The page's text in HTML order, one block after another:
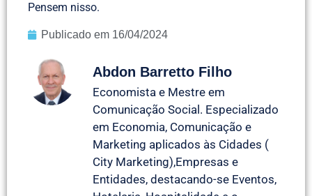
Pensem nisso.
Publicado em 16/04/2024
Abdon Barretto Filho
Economista e Mestre em
Comunicação Social. Especializado
em Economia, Comunicação e
Marketing aplicados às Cidades (
City Marketing),Empresas e
Entidades, destacando-se Eventos,